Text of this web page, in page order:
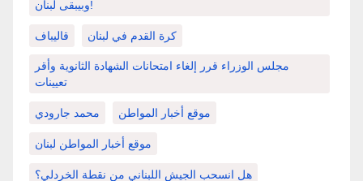
وبيبقى لبنان!
قاليباف كرة القدم في لبنان
مجلس الوزراء قرر إلغاء امتحانات الشهادة الثانوية وأقر
تعيينات
محمد جارودي موقع أخبار المواطن
موقع أخبار المواطن لبنان
هل انسحب الجيش اللبناني من نقطة الخردلي؟